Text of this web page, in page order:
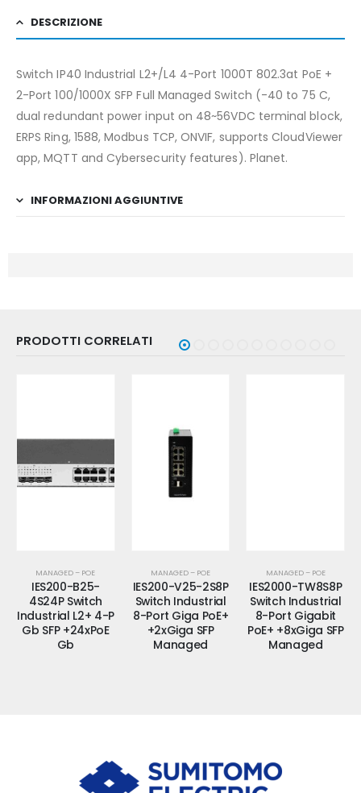
DESCRIZIONE
Switch IP40 Industrial L2+/L4 4-Port 1000T 802.3at PoE +
2-Port 100/1000X SFP Full Managed Switch (-40 to 75 C,
dual redundant power input on 48~56VDC terminal block,
ERPS Ring, 1588, Modbus TCP, ONVIF, supports CloudViewer
app, MQTT and Cybersecurity features). Planet.
INFORMAZIONI AGGIUNTIVE
PRODOTTI CORRELATI
MANAGED – POE
IES200-B25-
4S24P Switch
Industrial L2+ 4-P
Gb SFP +24xPoE
Gb
MANAGED – POE
IES200-V25-2S8P
Switch Industrial
8-Port Giga PoE+
+2xGiga SFP
Managed
MANAGED – POE
IES2000-TW8S8P
Switch Industrial
8-Port Gigabit
PoE+ +8xGiga SFP
Managed